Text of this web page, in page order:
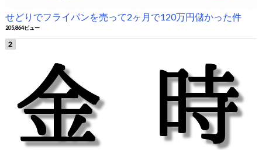
せどりでフライパンを売って2ヶ月で120万円儲かった件
205,864ビュー